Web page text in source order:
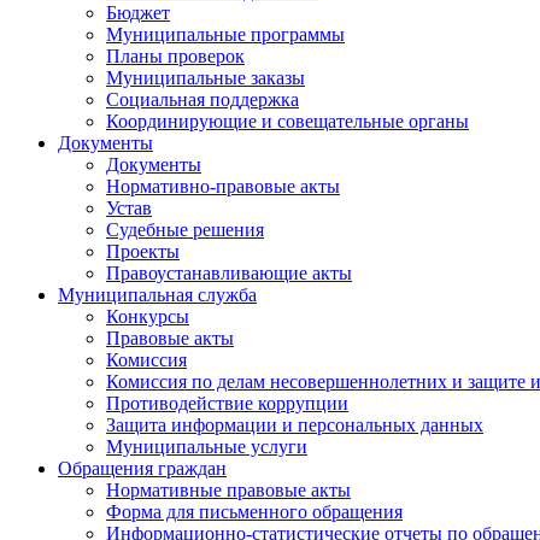
Бюджет
Муниципальные программы
Планы проверок
Муниципальные заказы
Социальная поддержка
Координирующие и совещательные органы
Документы
Документы
Нормативно-правовые акты
Устав
Судебные решения
Проекты
Правоустанавливающие акты
Муниципальная служба
Конкурсы
Правовые акты
Комиссия
Комиссия по делам несовершеннолетних и защите
Противодействие коррупции
Защита информации и персональных данных
Муниципальные услуги
Обращения граждан
Нормативные правовые акты
Форма для письменного обращения
Информационно-статистические отчеты по